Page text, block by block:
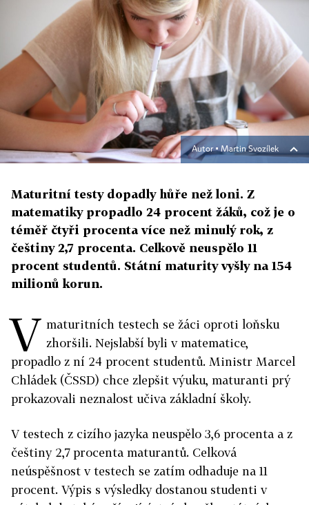
Autor ▪Martin Svozílek
Maturitní testy dopadly hůře než loni. Z
matematiky propadlo 24 procent žáků, což je o
téměř čtyři procenta více než minulý rok, z
češtiny 2,7 procenta. Celkově neuspělo 11
procent studentů. Státní maturity vyšly na 154
milionů korun.
V maturitních testech se žáci oproti loňsku
zhoršili. Nejslabší byli v matematice,
propadlo z ní 24 procent studentů. Ministr Marcel
Chládek (ČSSD) chce zlepšit výuku, maturanti prý
prokazovali neznalost učiva základní školy.
V testech z cizího jazyka neuspělo 3,6 procenta a z
češtiny 2,7 procenta maturantů. Celková
neúspěšnost v testech se zatím odhaduje na 11
procent. Výpis s výsledky dostanou studenti v